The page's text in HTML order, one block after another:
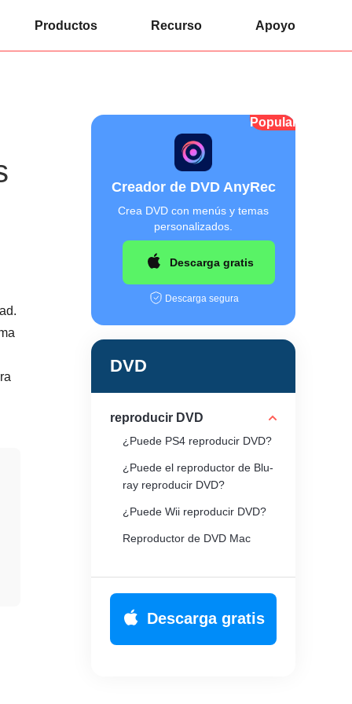
Productos Recurso Apoyo
Popular
Creador de DVD AnyRec
Crea DVD con menús y temas
personalizados.
Descarga gratis
Descarga segura
DVD
reproducir DVD
¿Puede PS4 reproducir DVD?
¿Puede el reproductor de Blu-
ray reproducir DVD?
¿Puede Wii reproducir DVD?
Reproductor de DVD Mac
Descarga gratis